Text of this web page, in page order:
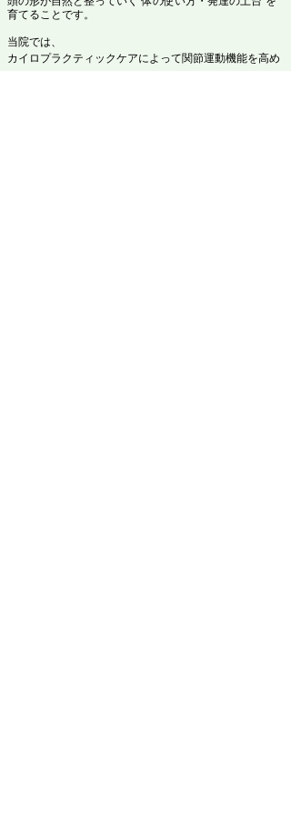
育てることです。
当院では、
カイロプラクティックケアによって関節運動機能を高め